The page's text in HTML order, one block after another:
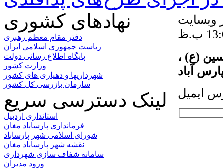
وبسایت
(ع) ،
آباد
نهادهای کشوری
دفتر مقام معظم رهبری
ریاست جمهوری اسلامی ایران
پایگاه اطلاع رسانی دولت
وزارت کشور
شهرداریها و دهیاری های کشور
سازمان بازرسی کل کشور
لینک دسترسی سریع
استانداری اردبیل
فرمانداری پارساباد مغان
شورای اسلامی شهر پارساباد
نقشه شهر پارساباد مغان
سامانه شفاف سازی شهرداری
ورود مدیران